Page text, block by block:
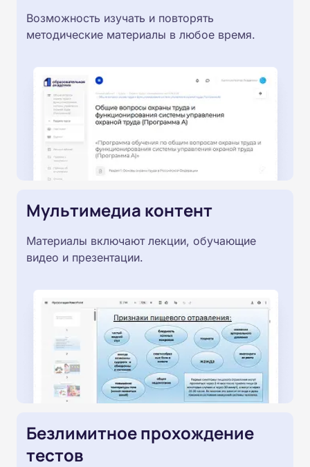
Возможность изучать и повторять
методические материалы в любое время.
Мультимедиа контент
Материалы включают лекции, обучающие
видео и презентации.
Безлимитное прохождение
тестов